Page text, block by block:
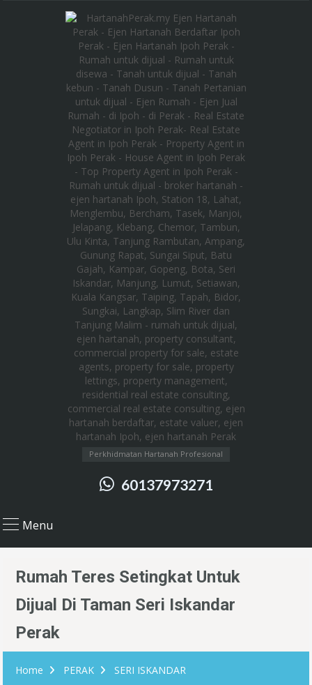
Perkhidmatan Hartanah Profesional
60137973271
Menu
Rumah Teres Setingkat Untuk
Dijual Di Taman Seri Iskandar
Perak
Home PERAK SERI ISKANDAR